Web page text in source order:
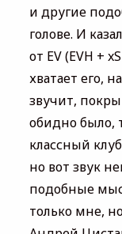
и другие
голове. И
от EV (EVH +
хватает его,
звучит,
обидно было,
классный
но вот звук
подобные
только мне,